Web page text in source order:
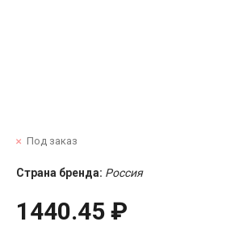
Под заказ
Страна бренда: Россия
1440.45 ₽